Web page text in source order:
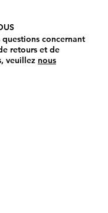
questions concernant
retours et de
veuillez nous